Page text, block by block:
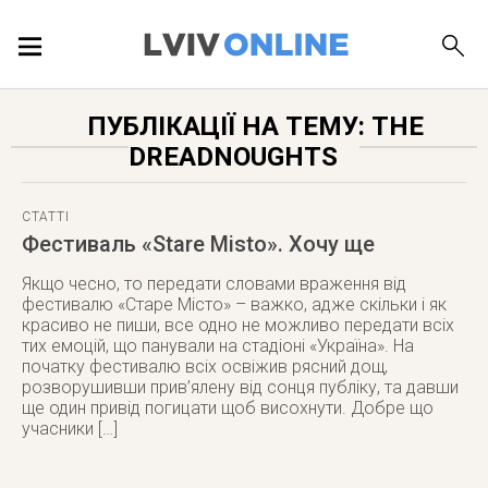
ДОВІДКА
ПУБЛІКАЦІЇ НА ТЕМУ: THE
DREADNOUGHTS
СТАТТІ
Фестиваль «Stare Misto». Хочу ще
Якщо чесно, то передати словами враження від
фестивалю «Старе Місто» – важко, адже скільки і як
красиво не пиши, все одно не можливо передати всіх
тих емоцій, що панували на стадіоні «Україна». На
початку фестивалю всіх освіжив рясний дощ,
розворушивши прив’ялену від сонця публіку, та давши
ще один привід погицати щоб висохнути. Добре що
учасники […]